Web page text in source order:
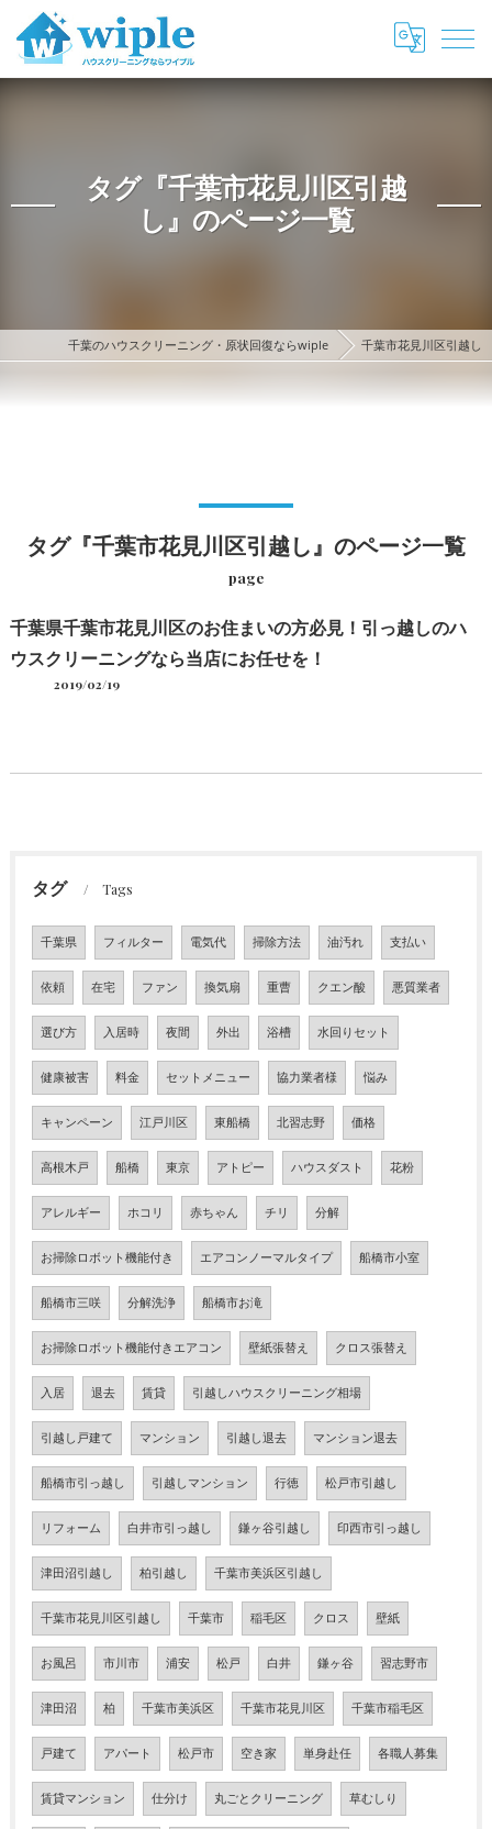
タグ『千葉市花見川区引越
し』のページ一覧
千葉のハウスクリーニング・原状回復ならwiple 千葉市花見川区引越し
タグ『千葉市花見川区引越し』のページ一覧
page
千葉県千葉市花見川区のお住まいの方必見！引っ越しのハ
ウスクリーニングなら当店にお任せを！
2019/02/19
タグ Tags
千葉県 フィルター 電気代 掃除方法 油汚れ 支払い
依頼 在宅 ファン 換気扇 重曹 クエン酸 悪質業者
選び方 入居時 夜間 外出 浴槽 水回りセット
健康被害 料金 セットメニュー 協力業者様 悩み
キャンペーン 江戸川区 東船橋 北習志野 価格
高根木戸 船橋 東京 アトピー ハウスダスト 花粉
アレルギー ホコリ 赤ちゃん チリ 分解
お掃除ロボット機能付き エアコンノーマルタイプ 船橋市小室
船橋市三咲 分解洗浄 船橋市お滝
お掃除ロボット機能付きエアコン 壁紙張替え クロス張替え
入居 退去 賃貸 引越しハウスクリーニング相場
引越し戸建て マンション 引越し退去 マンション退去
船橋市引っ越し 引越しマンション 行徳 松戸市引越し
リフォーム 白井市引っ越し 鎌ヶ谷引越し 印西市引っ越し
津田沼引越し 柏引越し 千葉市美浜区引越し
千葉市花見川区引越し 千葉市 稲毛区 クロス 壁紙
お風呂 市川市 浦安 松戸 白井 鎌ヶ谷 習志野市
津田沼 柏 千葉市美浜区 千葉市花見川区 千葉市稲毛区
戸建て アパート 松戸市 空き家 単身赴任 各職人募集
賃貸マンション 仕分け 丸ごとクリーニング 草むしり